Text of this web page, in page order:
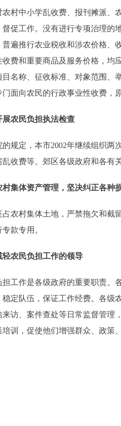
中小学乱收费、报刊摊派、农
督促工作。没有进行专项治理的
普遍推行农业税收和涉农价格、
收费和重要商品及服务价格，
目名称、征收标准、对象范围、
面向农民的行政事业性收费，
农民负担执法检查
定，本市2002年继续组织两
收费等。郊区各级政府和各有
村集体资产管理，坚决纠正各种
村集体土地，严禁拖欠和截留
款专用。
轻农民负担工作的领导
作是各级政府的重要职责。各
定队伍，保证工作经费。各级
访、案件查处等日常监督管理
训，促使他们增强群众、政策